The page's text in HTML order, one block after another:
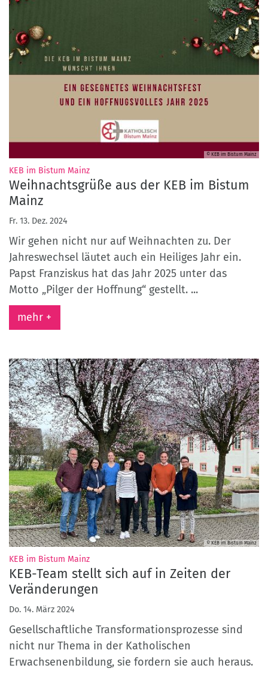
© KEB im Bistum Mainz
KEB im Bistum Mainz:
Weihnachtsgrüße aus der KEB im Bistum
Mainz
Fr. 13. Dez. 2024
Wir gehen nicht nur auf Weihnachten zu. Der
Jahreswechsel läutet auch ein Heiliges Jahr ein.
Papst Franziskus hat das Jahr 2025 unter das
Motto „Pilger der Hoffnung“ gestellt. ...
mehr +
© KEB im Bistum Mainz
KEB im Bistum Mainz:
KEB-Team stellt sich auf in Zeiten der
Veränderungen
Do. 14. März 2024
Gesellschaftliche Transformationsprozesse sind
nicht nur Thema in der Katholischen
Erwachsenenbildung, sie fordern sie auch heraus.